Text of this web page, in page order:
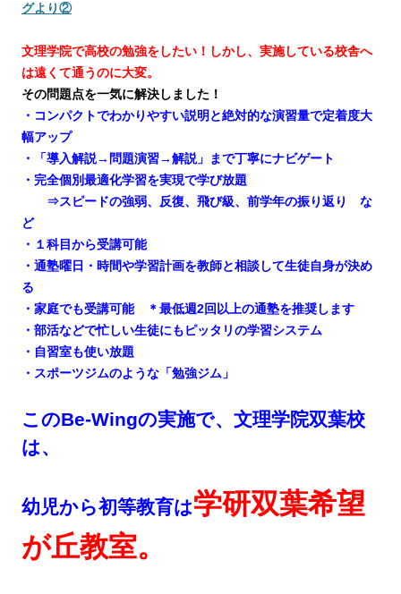
グより②
文理学院で高校の勉強をしたい！しかし、実施している校舎へ
は遠くて通うのに大変。
その問題点を一気に解決しました！
・コンパクトでわかりやすい説明と絶対的な演習量で定着度大
幅アップ
・「導入解説→問題演習→解説」まで丁寧にナビゲート
・完全個別最適化学習を実現で学び放題
⇒スピードの強弱、反復、飛び級、前学年の振り返り な
ど
・１科目から受講可能
・通塾曜日・時間や学習計画を教師と相談して生徒自身が決め
る
・家庭でも受講可能 ＊最低週2回以上の通塾を推奨します
・部活などで忙しい生徒にもピッタリの学習システム
・自習室も使い放題
・スポーツジムのような「勉強ジム」
このBe-Wingの実施で、文理学院双葉校
は、
幼児から初等教育は学研双葉希望
が丘教室。